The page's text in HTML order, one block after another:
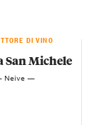
DI VINO
San Michele
Neive —